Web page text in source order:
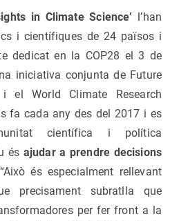
in Climate Science’ l’han
i científiques de 24 països i
dedicat en la COP28 el 3 de
iniciativa conjunta de Future
el World Climate Research
fa cada any des del 2017 i es
científica i política
és ajudar a prendre decisions
és especialment rellevant
precisament subratlla que
per fer front a la